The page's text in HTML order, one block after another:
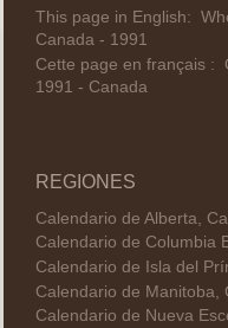
This page in English:
Canada - 1991
Cette page en français :
1991 - Canada
REGIONES
Calendario de Alberta,
Calendario de Columbia
Calendario de Isla del
Calendario de Manitoba,
Calendario de Nueva